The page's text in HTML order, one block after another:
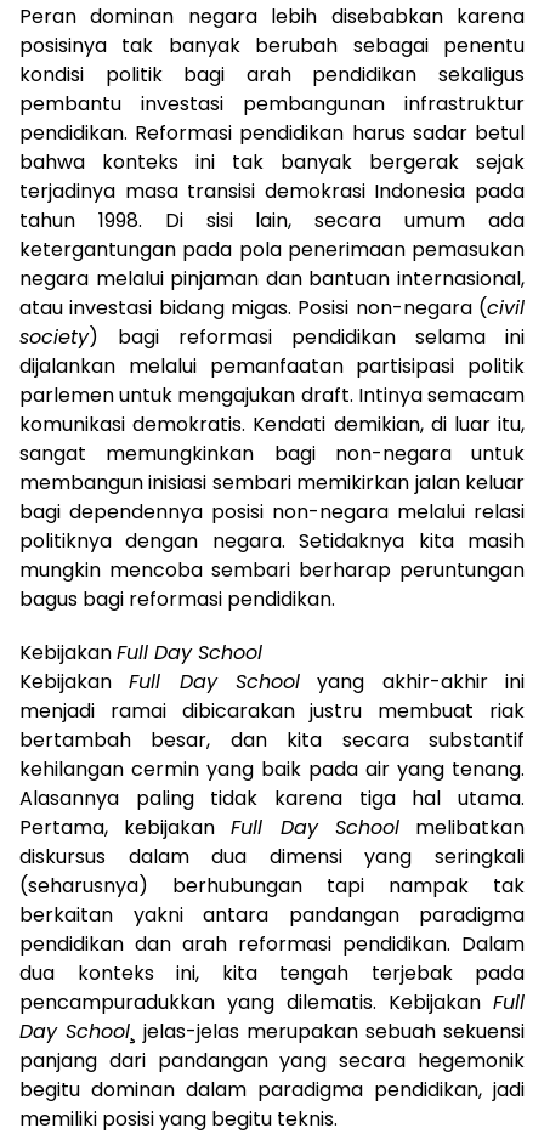
Peran dominan negara lebih disebabkan karena
posisinya tak banyak berubah sebagai penentu
kondisi politik bagi arah pendidikan sekaligus
pembantu investasi pembangunan infrastruktur
pendidikan. Reformasi pendidikan harus sadar betul
bahwa konteks ini tak banyak bergerak sejak
terjadinya masa transisi demokrasi Indonesia pada
tahun 1998. Di sisi lain, secara umum ada
ketergantungan pada pola penerimaan pemasukan
negara melalui pinjaman dan bantuan internasional,
atau investasi bidang migas. Posisi non-negara (civil
society) bagi reformasi pendidikan selama ini
dijalankan melalui pemanfaatan partisipasi politik
parlemen untuk mengajukan draft. Intinya semacam
komunikasi demokratis. Kendati demikian, di luar itu,
sangat memungkinkan bagi non-negara untuk
membangun inisiasi sembari memikirkan jalan keluar
bagi dependennya posisi non-negara melalui relasi
politiknya dengan negara. Setidaknya kita masih
mungkin mencoba sembari berharap peruntungan
bagus bagi reformasi pendidikan.
KebijakanFull Day School
KebijakanFull Day School yang akhir-akhir ini
menjadi ramai dibicarakan justru membuat riak
bertambah besar, dan kita secara substantif
kehilangan cermin yang baik pada air yang tenang.
Alasannya paling tidak karena tiga hal utama.
Pertama, kebijakanFull Day Schoolmelibatkan
diskursus dalam dua dimensi yang seringkali
(seharusnya) berhubungan tapi nampak tak
berkaitan yakni antara pandangan paradigma
pendidikan dan arah reformasi pendidikan. Dalam
dua konteks ini, kita tengah terjebak pada
pencampuradukkan yang dilematis. Kebijakan Full
Day School¸ jelas-jelas merupakan sebuah sekuensi
panjang dari pandangan yang secara hegemonik
begitu dominan dalam paradigma pendidikan, jadi
memiliki posisi yang begitu teknis.